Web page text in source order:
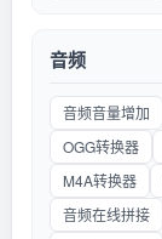
音频
音频音量增加
OGG转换器
M4A转换器
音频在线拼接